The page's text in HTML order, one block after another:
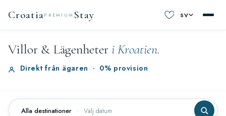
CroatiaPREMIUM Stay SV
Villor & Lägenheter i Kroatien.
Direkt från ägaren · 0% provision
Alla destinationer · Välj datum